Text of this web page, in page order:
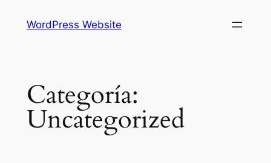
WordPress Website
Categoría:
Uncategorized